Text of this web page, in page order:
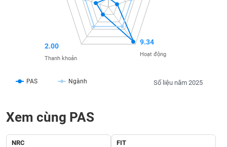
Số liệu năm 2025
PAS Ngành
9.34
Hoạt động
2.00
Thanh khoản
Xem cùng PAS
NRC
FIT